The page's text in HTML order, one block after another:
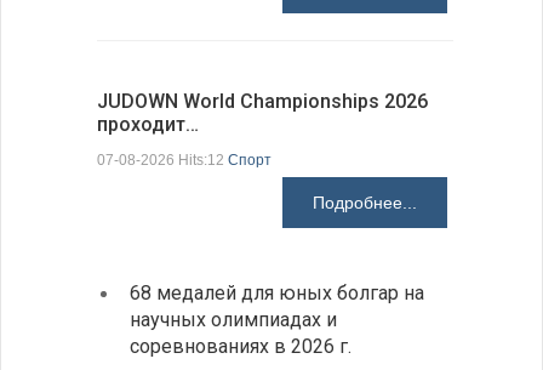
JUDOWN World Championships 2026
проходит…
07-08-2026 Hits:12 Спорт
Подробнее...
68 медалей для юных болгар на
научных олимпиадах и
соревнованиях в 2026 г.